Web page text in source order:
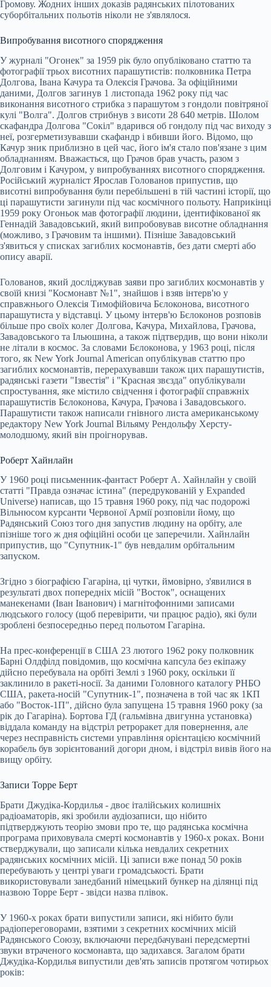
Громову. Жодних інших доказів радянських пілотованих
суборбітальних польотів ніколи не з'являлося.
Випробування висотного спорядження
У журналі "Огонек" за 1959 рік було опубліковано статтю та
фотографії трьох висотних парашутистів: полковника Петра
Долгова, Івана Качура та Олексія Грачова. За офіційними
даними, Долгов загинув 1 листопада 1962 року під час
виконання висотного стрибка з парашутом з гондоли повітряної
кулі "Волга". Долгов стрибнув з висоти 28 640 метрів. Шолом
скафандра Долгова "Сокіл" вдарився об гондолу під час виходу з
неї, розгерметизувавши скафандр і вбивши його. Відомо, що
Качур зник приблизно в цей час, його ім'я стало пов'язане з цим
обладнанням. Вважається, що Грачов брав участь, разом з
Долговим і Качуром, у випробуваннях висотного спорядження.
Російський журналіст Ярослав Голованов припустив, що
висотні випробування були перебільшені в тій частині історії, що
ці парашутисти загинули під час космічного польоту. Наприкінці
1959 року Огоньок мав фотографії людини, ідентифікованої як
Геннадій Завадовський, який випробовував висотне обладнання
(можливо, з Грачовим та іншими). Пізніше Завадовський
з'явиться у списках загиблих космонавтів, без дати смерті або
опису аварії.
Голованов, який досліджував заяви про загиблих космонавтів у
своїй книзі "Космонавт №1", знайшов і взяв інтерв'ю у
справжнього Олексія Тимофійовича Бєлоконова, висотного
парашутиста у відставці. У цьому інтерв'ю Бєлоконов розповів
більше про своїх колег Долгова, Качура, Михайлова, Грачова,
Завадовського та Ільюшина, а також підтвердив, що вони ніколи
не літали в космос. За словами Бєлоконова, у 1963 році, після
того, як New York Journal American опублікував статтю про
загиблих космонавтів, перерахувавши також цих парашутистів,
радянські газети "Ізвестія" і "Красная звєзда" опублікували
спростування, яке містило свідчення і фотографії справжніх
парашутистів Бєлоконова, Качура, Грачова і Завадовського.
Парашутисти також написали гнівного листа американському
редактору New York Journal Вільяму Рендольфу Херсту-
молодшому, який він проігнорував.
Роберт Хайнлайн
У 1960 році письменник-фантаст Роберт А. Хайнлайн у своїй
статті "Правда означає істина" (передрукованій у Expanded
Universe) написав, що 15 травня 1960 року, під час подорожі
Вільнюсом курсанти Червоної Армії розповіли йому, що
Радянський Союз того дня запустив людину на орбіту, але
пізніше того ж дня офіційні особи це заперечили. Хайнлайн
припустив, що "Супутник-1" був невдалим орбітальним
запуском.
Згідно з біографією Гагаріна, ці чутки, ймовірно, з'явилися в
результаті двох попередніх місій "Восток", оснащених
манекенами (Іван Іванович) і магнітофонними записами
людського голосу (щоб перевірити, чи працює радіо), які були
зроблені безпосередньо перед польотом Гагаріна.
На прес-конференції в США 23 лютого 1962 року полковник
Барні Олдфілд повідомив, що космічна капсула без екіпажу
дійсно перебувала на орбіті Землі з 1960 року, оскільки її
заклинило в ракеті-носії. За даними Головного каталогу РНБО
США, ракета-носій "Супутник-1", позначена в той час як 1КП
або "Восток-1П", дійсно була запущена 15 травня 1960 року (за
рік до Гагаріна). Бортова ГД (гальмівна двигунна установка)
віддала команду на відстріл ретроракет для повернення, але
через несправність системи управління орієнтацією космічний
корабель був зорієнтований догори дном, і відстріл вивів його на
вищу орбіту.
Записи Торре Берт
Брати Джудіка-Кордилья - двоє італійських колишніх
радіоаматорів, які зробили аудіозаписи, що нібито
підтверджують теорію змови про те, що радянська космічна
програма приховувала смерті космонавтів у 1960-х роках. Вони
стверджували, що записали кілька невдалих секретних
радянських космічних місій. Ці записи вже понад 50 років
перебувають у центрі уваги громадськості. Брати
використовували занедбаний німецький бункер на ділянці під
назвою Торре Берт - звідси назва плівок.
У 1960-х роках брати випустили записи, які нібито були
радіопереговорами, взятими з секретних космічних місій
Радянського Союзу, включаючи передбачувані передсмертні
звуки втраченого космонавта, що задихався. Загалом брати
Джудіка-Кордилья випустили дев'ять записів протягом чотирьох
років: